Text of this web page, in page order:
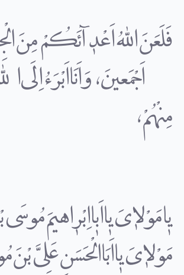
فَلَعَنَ اللهُ اَعْدٰآئَکُمْ مِنَ
اَجْمَعینَ، وَاَنَا اَبْرَءُ
مِنْهُمْ،
یٰا مَوْلاٰىَ یٰا اَبٰا اِبْرٰاهیمَ
مَوْلاٰىَ یٰا اَبَا الْحَسَنِ عَلِىَّ